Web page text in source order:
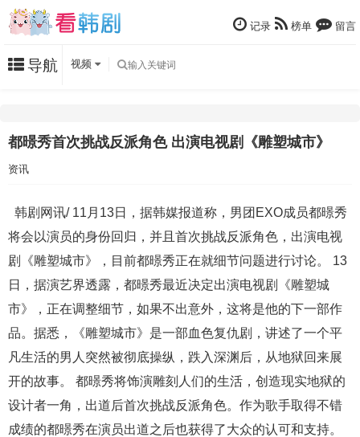
记录 榜单 留言
导航 视频
都暻秀首次挑战反派角色 出演电视剧《雕塑城市》
资讯
韩剧网讯/ 11月13日，据韩媒报道称，男团EXO成员都暻秀
将会以演员的身份回归，并且首次挑战反派角色，出演电视
剧《雕塑城市》，目前都暻秀正在就细节问题进行讨论。 13
日，据演艺界透露，都暻秀最近决定出演电视剧《雕塑城
市》，正在调整细节，如果不出意外，这将是他的下一部作
品。据悉，《雕塑城市》是一部血色复仇剧，讲述了一个平
凡生活的男人突然被彻底操纵，跌入深渊后，从地狱回来展
开的故事。 都暻秀将饰演雕刻人们的生活，创造现实地狱的
设计者一角，出道后首次挑战反派角色。作为歌手取得不错
成绩的都暻秀在演员出道之后也获得了大众的认可和支持。